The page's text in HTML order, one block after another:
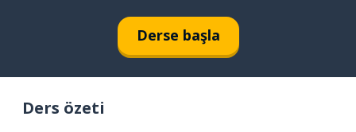
Derse başla
Ders özeti